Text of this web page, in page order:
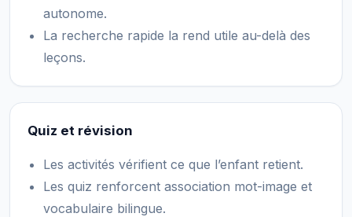
autonome.
La recherche rapide la rend utile au-delà des
leçons.
Quiz et révision
Les activités vérifient ce que l’enfant retient.
Les quiz renforcent association mot-image et
vocabulaire bilingue.